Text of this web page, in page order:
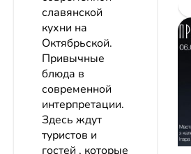
славянской
кухни на
Октябрьской.
Привычные
блюда в
современной
интерпретации.
Здесь ждут
туристов и
гостей , которые